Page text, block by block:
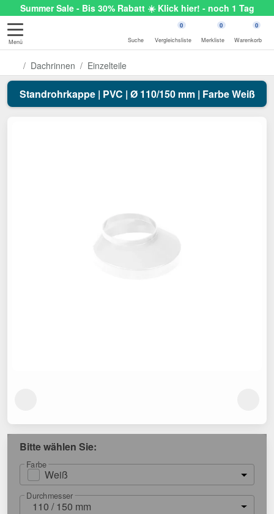
Summer Sale - Bis 30% Rabatt ☀️ Klick hier! - noch 1 Tag
Menü Suche
0
Vergleichsliste
0
Merkliste
0
Warenkorb
Dachrinnen Einzelteile
Standrohrkappe | PVC | Ø 110/150 mm | Farbe Weiß
Bitte wählen Sie:
Farbe
Weiß
Durchmesser
110 / 150 mm